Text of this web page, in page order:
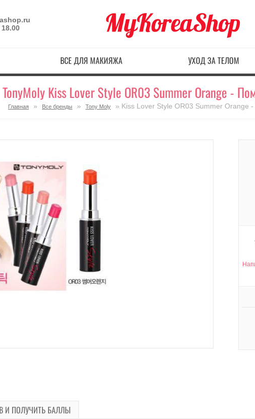
18.00
ВСЕ ДЛЯ МАКИЯЖА УХОД ЗА ТЕЛОМ
TonyMoly Kiss Lover Style OR03 Summer Orange -
Главная » Все бренды » Tony Moly » Kiss Lover Style OR03 Summer Orange
И ПОЛУЧИТЬ БАЛЛЫ